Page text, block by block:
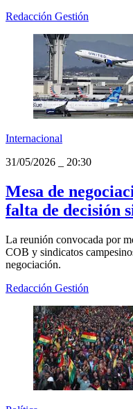
Redacción Gestión
Internacional
31/05/2026
20:30
Mesa de
falta de decisión
La reunión convocada por
COB y sindicatos
negociación.
Redacción Gestión